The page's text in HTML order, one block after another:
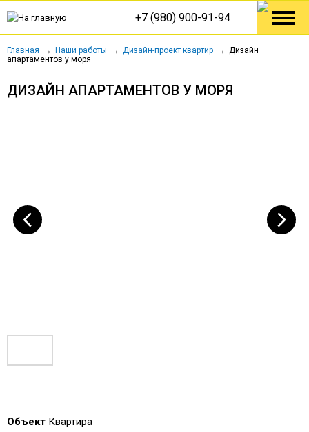
+7 (980) 900-91-94
Главная Наши работы Дизайн-проект квартир
Дизайн
апартаментов у моря
ДИЗАЙН АПАРТАМЕНТОВ У МОРЯ
Объект Квартира